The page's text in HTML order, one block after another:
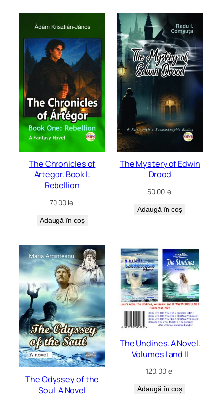
cele
mai
recente
The Chronicles of
Ártégor. Book I:
Rebellion
70,00 lei
Adaugă în coș
The Mystery of Edwin
Drood
50,00 lei
Adaugă în coș
The Odyssey of the
Soul. A Novel
The Undines. A Novel.
Volumes I and II
120,00 lei
Adaugă în coș